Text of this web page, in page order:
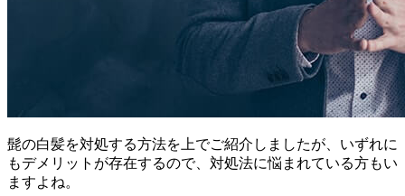
髭の白髪を対処する方法を上でご紹介しましたが、いずれに
もデメリットが存在するので、対処法に悩まれている方もい
ますよね。